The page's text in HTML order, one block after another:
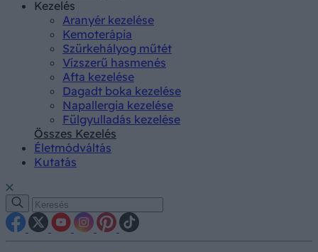
Kezelés
Aranyér kezelése
Kemoterápia
Szürkehályog műtét
Vízszerű hasmenés
Afta kezelése
Dagadt boka kezelése
Napallergia kezelése
Fülgyulladás kezelése
Összes Kezelés
Életmódváltás
Kutatás